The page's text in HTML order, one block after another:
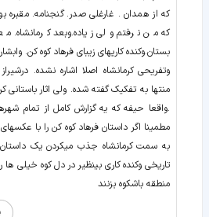
که از همدان . غارغلی صدر. گنجنامه.
که من نرفتم ولی زیاده.وبعد کرمانشاه.
بستان.وکنده کاریهای زیبای فرهاد کوه کن.
وتفریحی کرمانشاه اصلا اشاره نشده. درشیراز
منتها به تفکیک گفته شده. ولی اثار باستانی
.واقعا حیفه که یه گزارش کامل از تمام
مطمینا اگر داستان فرهاد کوه کن را با
به سمت کرمانشاه جذب میکردن یک
تاریخی وکنده کاری بینظیر در دل کوه خیلی
منطقه باشکوه بزنند